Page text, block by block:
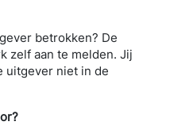
betrokken? De
zelf aan te melden. Jij
uitgever niet in de